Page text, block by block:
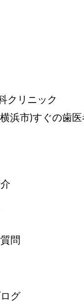
クリニック
浜市)すぐの歯